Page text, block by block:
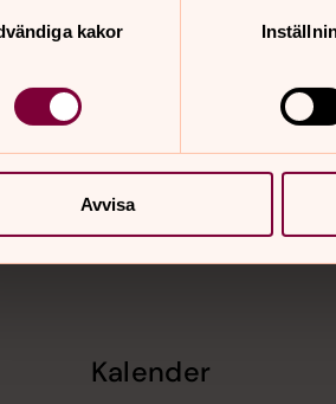
kakor
Avvisa
på sidans innehåll?
Kalender